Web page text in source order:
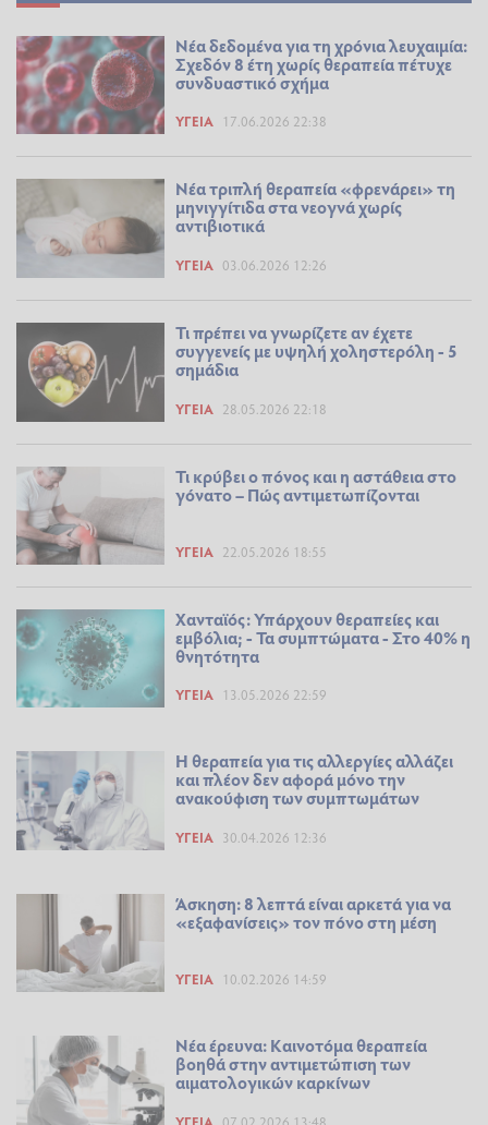
Νέα δεδομένα για τη χρόνια λευχαιμία:
Σχεδόν 8 έτη χωρίς θεραπεία πέτυχε
συνδυαστικό σχήμα
ΥΓΕΊΑ 17.06.2026 22:38
Νέα τριπλή θεραπεία «φρενάρει» τη
μηνιγγίτιδα στα νεογνά χωρίς
αντιβιοτικά
ΥΓΕΊΑ 03.06.2026 12:26
Τι πρέπει να γνωρίζετε αν έχετε
συγγενείς με υψηλή χοληστερόλη - 5
σημάδια
ΥΓΕΊΑ 28.05.2026 22:18
Τι κρύβει ο πόνος και η αστάθεια στο
γόνατο – Πώς αντιμετωπίζονται
ΥΓΕΊΑ 22.05.2026 18:55
Χανταϊός: Υπάρχουν θεραπείες και
εμβόλια; - Τα συμπτώματα - Στο 40% η
θνητότητα
ΥΓΕΊΑ 13.05.2026 22:59
Η θεραπεία για τις αλλεργίες αλλάζει
και πλέον δεν αφορά μόνο την
ανακούφιση των συμπτωμάτων
ΥΓΕΊΑ 30.04.2026 12:36
Άσκηση: 8 λεπτά είναι αρκετά για να
«εξαφανίσεις» τον πόνο στη μέση
ΥΓΕΊΑ 10.02.2026 14:59
Νέα έρευνα: Καινοτόμα θεραπεία
βοηθά στην αντιμετώπιση των
αιματολογικών καρκίνων